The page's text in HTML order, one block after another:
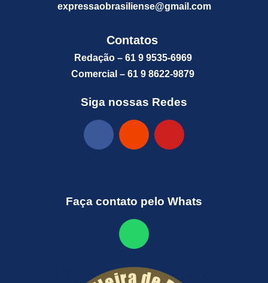
expressaobrasiliense@gmail.com
Contatos
Redação – 61 9 9535-6969
Comercial – 61 9 8622-9879
Siga nossas Redes
Faça contato pelo Whats